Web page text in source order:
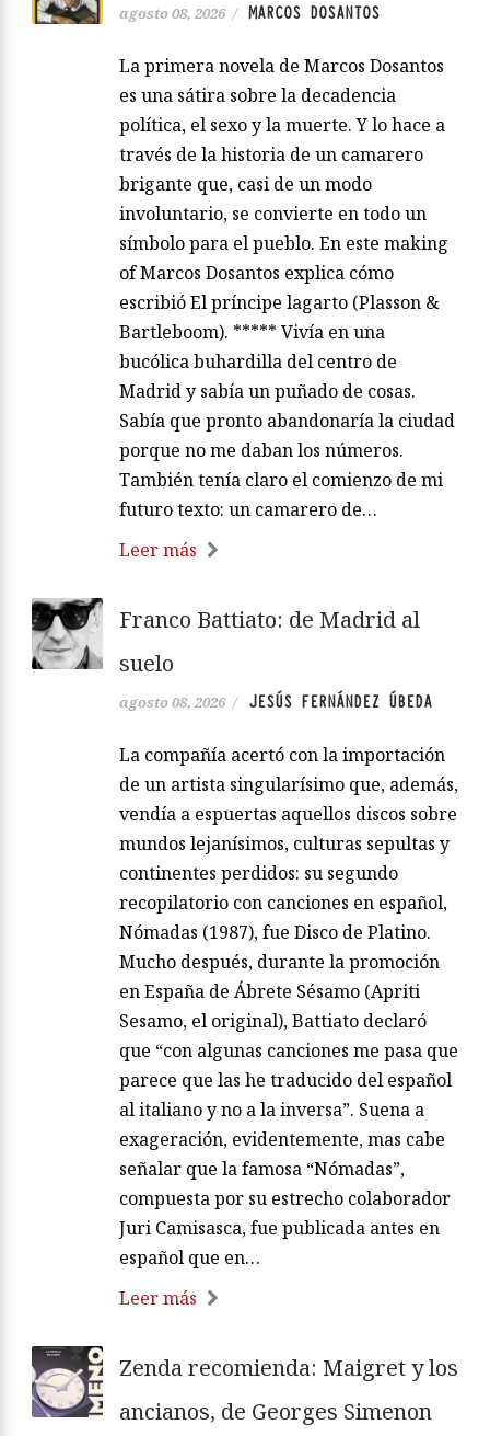
agosto 08, 2026 / MARCOS DOSANTOS
La primera novela de Marcos Dosantos
es una sátira sobre la decadencia
política, el sexo y la muerte. Y lo hace a
través de la historia de un camarero
brigante que, casi de un modo
involuntario, se convierte en todo un
símbolo para el pueblo. En este making
of Marcos Dosantos explica cómo
escribió El príncipe lagarto (Plasson &
Bartleboom). ***** Vivía en una
bucólica buhardilla del centro de
Madrid y sabía un puñado de cosas.
Sabía que pronto abandonaría la ciudad
porque no me daban los números.
También tenía claro el comienzo de mi
futuro texto: un camarero de…
Leer más
Franco Battiato: de Madrid al
suelo
agosto 08, 2026 / JESÚS FERNÁNDEZ ÚBEDA
La compañía acertó con la importación
de un artista singularísimo que, además,
vendía a espuertas aquellos discos sobre
mundos lejanísimos, culturas sepultas y
continentes perdidos: su segundo
recopilatorio con canciones en español,
Nómadas (1987), fue Disco de Platino.
Mucho después, durante la promoción
en España de Ábrete Sésamo (Apriti
Sesamo, el original), Battiato declaró
que “con algunas canciones me pasa que
parece que las he traducido del español
al italiano y no a la inversa”. Suena a
exageración, evidentemente, mas cabe
señalar que la famosa “Nómadas”,
compuesta por su estrecho colaborador
Juri Camisasca, fue publicada antes en
español que en…
Leer más
Zenda recomienda: Maigret y los
ancianos, de Georges Simenon